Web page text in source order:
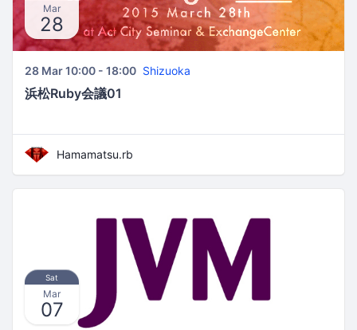
Mar
28
28 Mar 10:00 - 18:00 Shizuoka
浜松Ruby会議01
Hamamatsu.rb
Sat
Mar
07